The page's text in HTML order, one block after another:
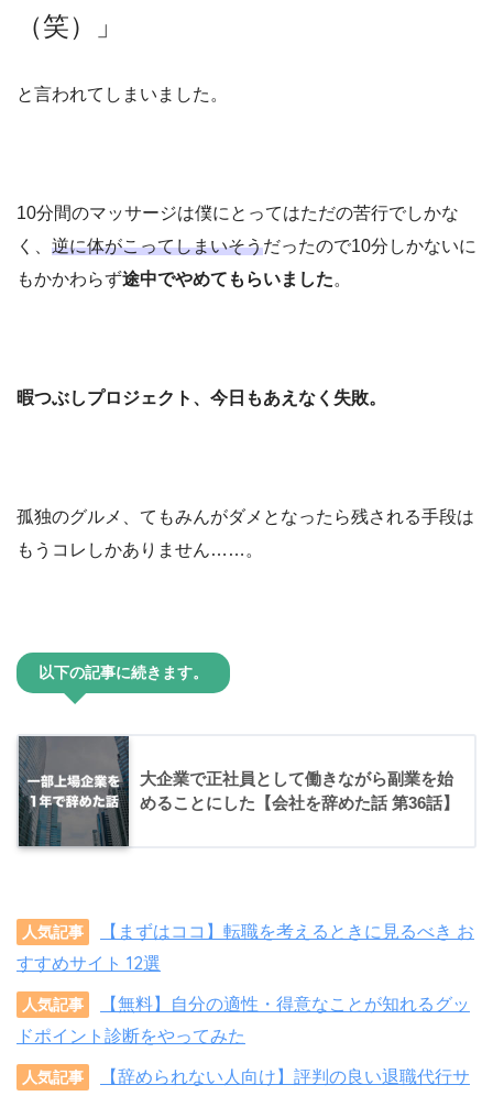
（笑）」
と言われてしまいました。
10分間のマッサージは僕にとってはただの苦行でしかな
く、 逆に体がこってしまいそうだったので10分しかないに
もかかわらず途中でやめてもらいました。
暇つぶしプロジェクト、今日もあえなく失敗。
孤独のグルメ、てもみんがダメとなったら残される手段は
もうコレしかありません……。
以下の記事に続きます。
大企業で正社員として働きながら副業を始
めることにした【会社を辞めた話 第36話】
人気記事
【まずはココ】転職を考えるときに見るべき お
すすめサイト 12選
人気記事
【無料】自分の適性・得意なことが知れるグッ
ドポイント診断をやってみた
人気記事
【辞められない人向け】評判の良い退職代行サ